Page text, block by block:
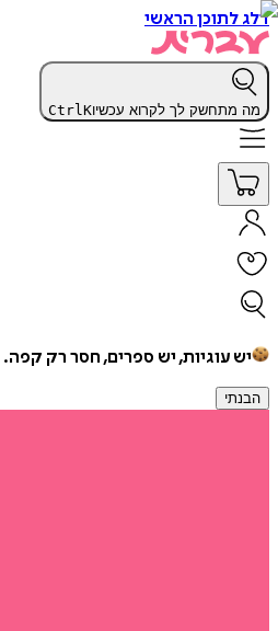
דלג לתוכן הראשי
מה מתחשק לך לקרוא עכשיו CtrlK
יש עוגיות, יש ספרים, חסר רק קפה.
הבנתי